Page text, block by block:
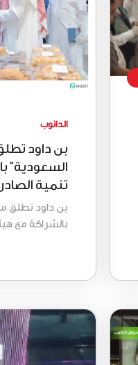
الدانوب
بن داود
السعودية"
تنمية
بن داود تطلق
بالشراكة مع